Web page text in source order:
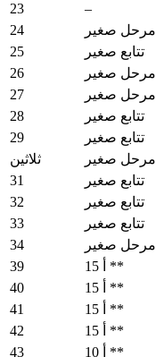
23
–
24
مرحل صغير
25
تتابع صغير
26
مرحل صغير
27
مرحل صغير
28
تتابع صغير
29
تتابع صغير
ثلاثين
مرحل صغير
31
تتابع صغير
32
تتابع صغير
33
تتابع صغير
34
مرحل صغير
39
15 أ **
40
15 أ **
41
15 أ **
42
15 أ **
43
10 أ **